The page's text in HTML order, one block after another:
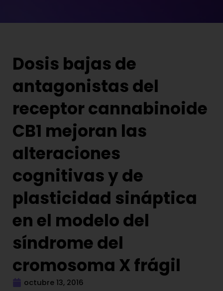
Dosis bajas de
antagonistas del
receptor cannabinoide
CB1 mejoran las
alteraciones
cognitivas y de
plasticidad sináptica
en el modelo del
síndrome del
cromosoma X frágil
octubre 13, 2016